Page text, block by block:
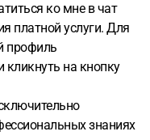
ко мне в чат
платной услуги. Для
профиль
кликнуть на кнопку
знаниях